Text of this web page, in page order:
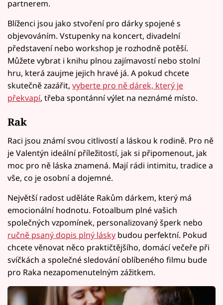
partnerem.
Blíženci jsou jako stvoření pro dárky spojené s
objevováním. Vstupenky na koncert, divadelní
představení nebo workshop je rozhodně potěší.
Můžete vybrat i knihu plnou zajímavostí nebo stolní
hru, která zaujme jejich hravé já. A pokud chcete
skutečně zazářit, vyberte pro ně dárek, který je
překvapí, třeba spontánní výlet na neznámé místo.
Rak
Raci jsou známí svou citlivostí a láskou k rodině. Pro ně
je Valentýn ideální příležitostí, jak si připomenout, jak
moc pro ně láska znamená. Mají rádi intimitu, tradice a
vše, co je osobní a dojemné.
Největší radost uděláte Rakům dárkem, který má
emocionální hodnotu. Fotoalbum plné vašich
společných vzpomínek, personalizovaný šperk nebo
ručně psaný dopis plný lásky budou perfektní. Pokud
chcete věnovat něco praktičtějšího, domácí večeře při
svíčkách a společné sledování oblíbeného filmu bude
pro Raka nezapomenutelným zážitkem.